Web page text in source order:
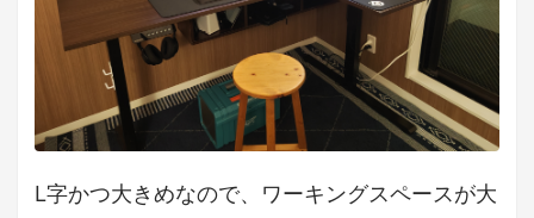
L字かつ大きめなので、ワーキングスペースが大